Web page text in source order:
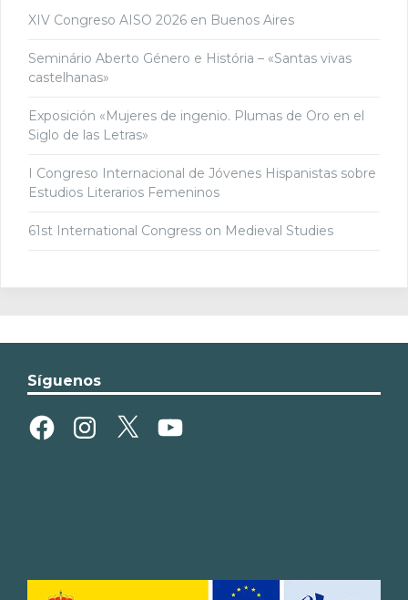
XIV Congreso AISO 2026 en Buenos Aires
Seminário Aberto Género e História – «Santas vivas
castelhanas»
Exposición «Mujeres de ingenio. Plumas de Oro en el
Siglo de las Letras»
I Congreso Internacional de Jóvenes Hispanistas sobre
Estudios Literarios Femeninos
61st International Congress on Medieval Studies
Síguenos
FacebookInstagram
X YouTube